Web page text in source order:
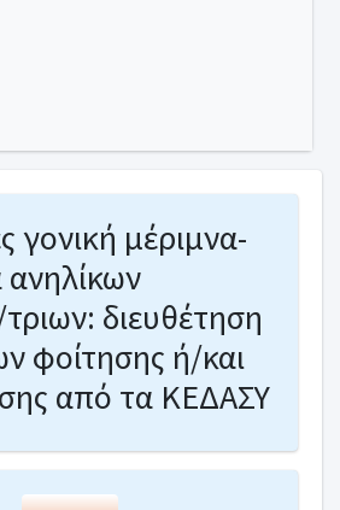
γονική μέριμνα-
ανηλίκων
διευθέτηση
φοίτησης ή/και
από τα ΚΕΔΑΣΥ